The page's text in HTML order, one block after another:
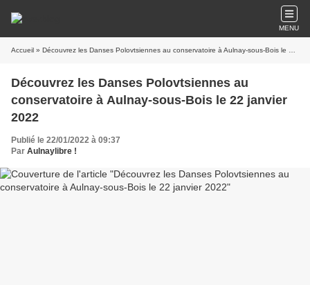
MENU
Accueil » Découvrez les Danses Polovtsiennes au conservatoire à Aulnay-sous-Bois le 22 janvier 2022
Découvrez les Danses Polovtsiennes au
conservatoire à Aulnay-sous-Bois le 22 janvier
2022
Publié le 22/01/2022 à 09:37
Par Aulnaylibre !